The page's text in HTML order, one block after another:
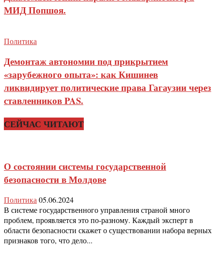
МИД Попшоя.
Политика
Демонтаж автономии под прикрытием
«зарубежного опыта»: как Кишинев
ликвидирует политические права Гагаузии через
ставленников PAS.
СЕЙЧАС ЧИТАЮТ
О состоянии системы государственной
безопасности в Молдове
Политика05.06.2024
В системе государственного управления страной много
проблем, проявляется это по-разному. Каждый эксперт в
области безопасности скажет о существовании набора верных
признаков того, что дело...